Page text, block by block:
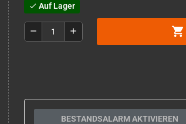
check Auf Lager
remove add shopping_cart
BESTANDSALARM AKTIVIEREN